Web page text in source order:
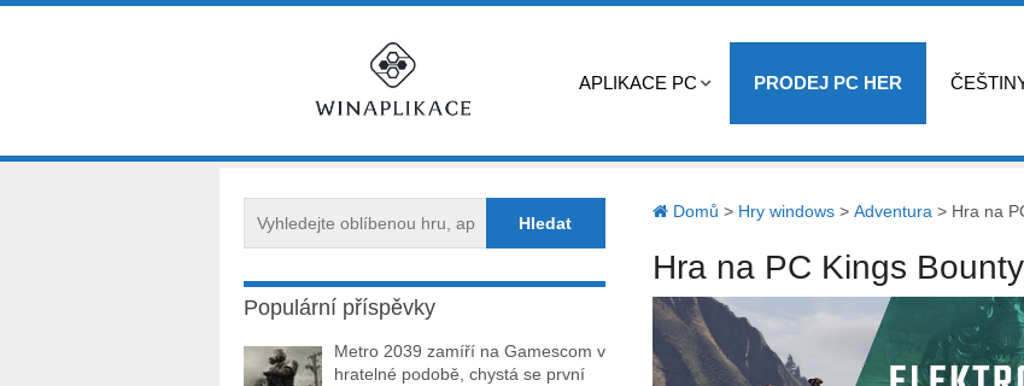
APLIKACE PC PRODEJ PC HER
Domů > Hry windows> Adventura > Hra na
Hra na PC Kings
Populární příspěvky
Metro 2039 zamíří na Gamescom v
hratelné podobě, chystá se první